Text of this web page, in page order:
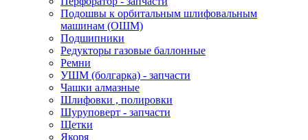
Подошвы к орбитальным шлифовальным
машинам (ОШМ)
Подшипники
Редукторы газовые баллонные
Ремни
УШМ (болгарка) - запчасти
Чашки алмазные
Шлифовки , полировки
Шуруповерт - запчасти
Щетки
Якоря